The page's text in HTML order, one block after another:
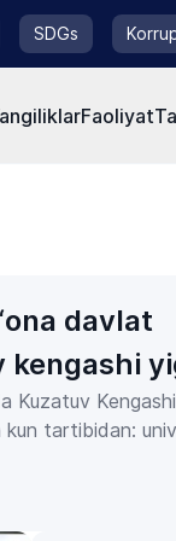
SDGs
Faoliyat
davlat
Kuzatuv
kun tartibidan:
2024 yilga